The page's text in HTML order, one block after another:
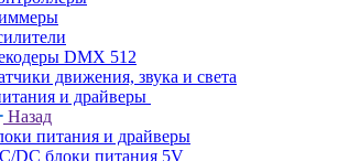
DMX 512
движения, звука и света
и драйверы
Назад
питания и драйверы
DC блоки питания 5V